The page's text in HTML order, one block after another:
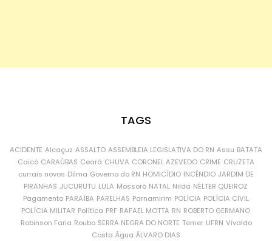
TAGS
ACIDENTE Alcaçuz ASSALTO ASSEMBLEIA LEGISLATIVA DO RN Assu BATATA
Caicó CARAÚBAS Ceará CHUVA CORONEL AZEVEDO CRIME CRUZETA
currais novos Dilma Governo do RN HOMICÍDIO INCÊNDIO JARDIM DE
PIRANHAS JUCURUTU LULA Mossoró NATAL Nilda NÉLTER QUEIROZ
Pagamento PARAÍBA PARELHAS Parnamirim POLÍCIA POLÍCIA CIVIL
POLÍCIA MILITAR Política PRF RAFAEL MOTTA RN ROBERTO GERMANO
Robinson Faria Roubo SERRA NEGRA DO NORTE Temer UFRN Vivaldo
Costa Água ÁLVARO DIAS